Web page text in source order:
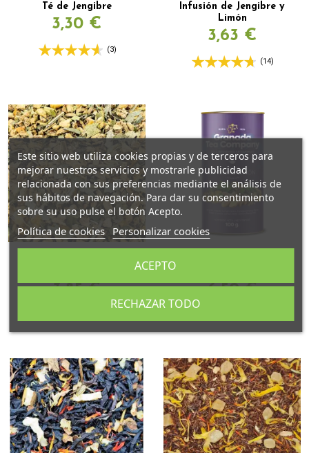
Té de Jengibre
3,30 €
(3)
Infusión de Jengibre y
Limón
3,63 €
(14)
3,85 € 6,50 €
Este sitio web utiliza cookies propias y de terceros para
mejorar nuestros servicios y mostrarle publicidad
relacionada con sus preferencias mediante el análisis de
sus hábitos de navegación. Para dar su consentimiento
sobre su uso pulse el botón Acepto.
Política de cookies Personalizar cookies
RECHAZAR TODO
ACEPTO